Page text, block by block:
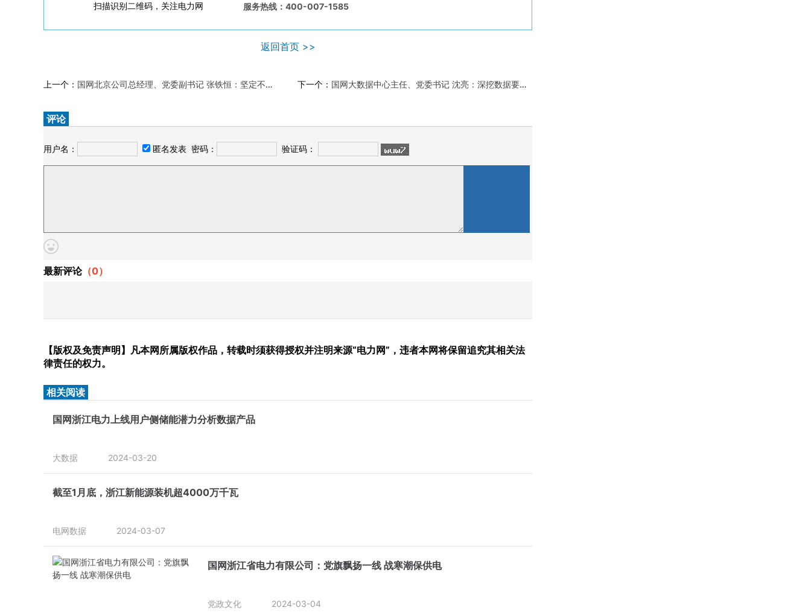
扫描识别二维码，关注电力网 服务热线：400-007-1585
返回首页 >>
上一个： 国网北京公司总经理、党委副书记 张铁恒：坚定不移在贯彻公司党组部署中干在实处、走在前列 下一个： 国网大数据中心主任、党委书记 沈亮：深挖数据要素价值作用 提升电网数字化智能化水平
评论
用户名： 匿名发表 密码： 验证码：
最新评论（0）
【版权及免责声明】凡本网所属版权作品，转载时须获得授权并注明来源“电力网”，违者本网将保留追究其相关法
律责任的权力。
相关阅读
国网浙江电力上线用户侧储能潜力分析数据产品
大数据 2024-03-20
截至1月底，浙江新能源装机超4000万千瓦
电网数据 2024-03-07
国网浙江省电力有限公司：党旗飘扬一线 战寒潮保供电
党政文化 2024-03-04